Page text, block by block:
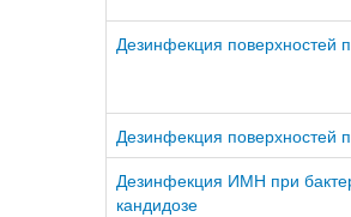
Дезинфекция поверхностей
Дезинфекция поверхностей
Дезинфекция ИМН при
кандидозе